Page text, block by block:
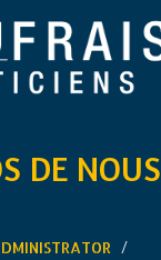
DE NOUS